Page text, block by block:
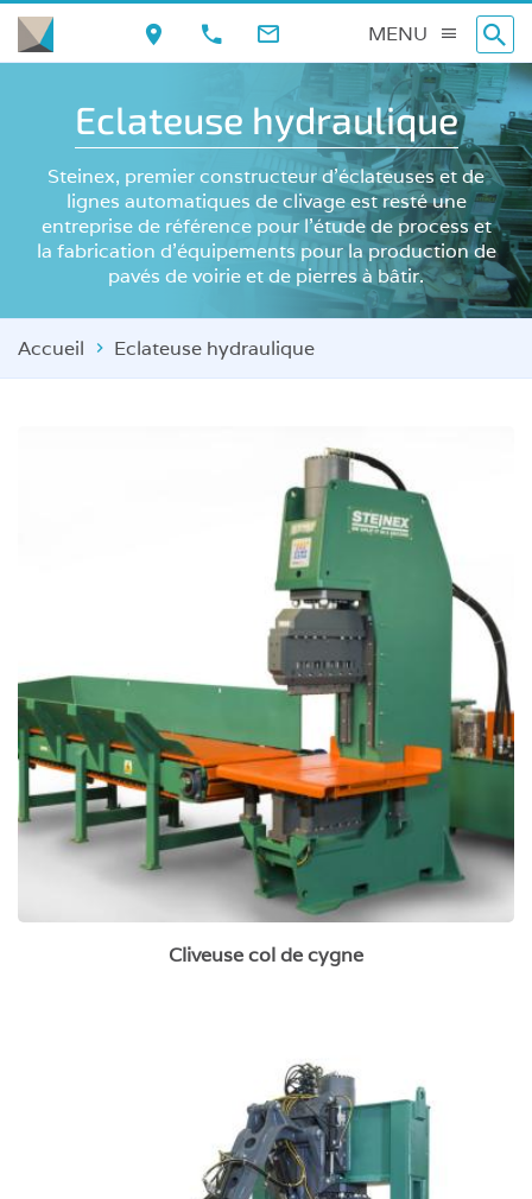
Aller
au
principal
MENU
Eclateuse hydraulique
Steinex, premier constructeur d’éclateuses et de
lignes automatiques de clivage est resté une
entreprise de référence pour l’étude de process et
la fabrication d'équipements pour la production de
pavés de voirie et de pierres à bâtir.
Accueil Eclateuse hydraulique
Cliveuse col de cygne
Cliveuse col de cygne